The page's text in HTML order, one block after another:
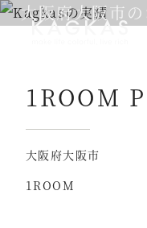
大阪府大阪市
1ROOM
大阪府大阪市
1ROOM